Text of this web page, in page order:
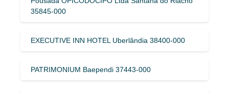
35845-000
EXECUTIVE INN HOTEL Uberlândia 38400-000
PATRIMONIUM Baependi 37443-000